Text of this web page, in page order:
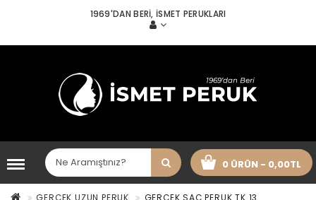
1969'DAN BERI, İSMET PERUKLARI
0 ÜRÜN - 0,00TL
GERÇEK UZUN PERUK GERÇEK SAÇ PERUK TK 13